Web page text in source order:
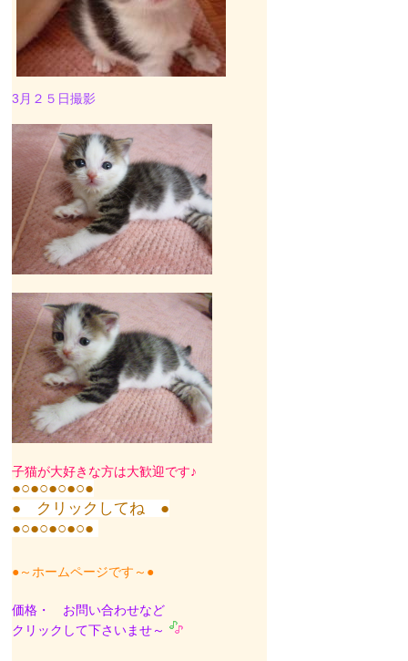
3月２５日撮影
子猫が大好きな方は大歓迎です♪
●○●○●○●○●
● クリックしてね ●
●○●○●○●○●
●～ホームページです～●
価格・ お問い合わせなど
クリックして下さいませ～